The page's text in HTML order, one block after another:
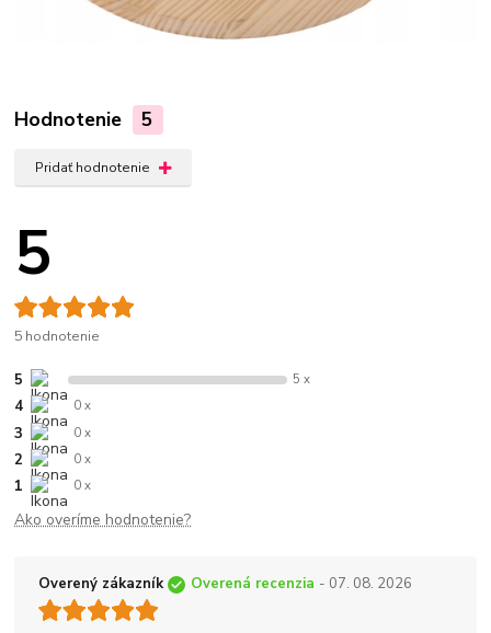
Hodnotenie 5
Pridať hodnotenie
5
5 hodnotenie
5 5 x
4 0 x
3 0 x
2 0 x
1 0 x
Ako overíme hodnotenie?
Overený zákazník Overená recenzia - 07. 08. 2026